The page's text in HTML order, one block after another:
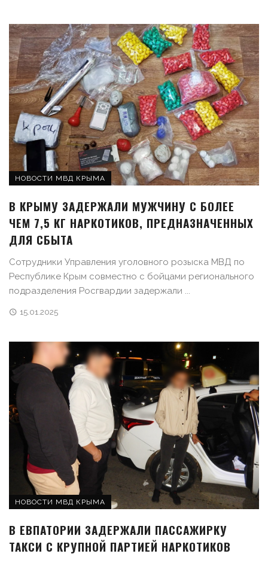
НОВОСТИ МВД КРЫМА
В КРЫМУ ЗАДЕРЖАЛИ МУЖЧИНУ С БОЛЕЕ
ЧЕМ 7,5 КГ НАРКОТИКОВ, ПРЕДНАЗНАЧЕННЫХ
ДЛЯ СБЫТА
Сотрудники Управления уголовного розыска МВД по
Республике Крым совместно с бойцами регионального
подразделения Росгвардии задержали ...
15.01.2025
НОВОСТИ МВД КРЫМА
В ЕВПАТОРИИ ЗАДЕРЖАЛИ ПАССАЖИРКУ
ТАКСИ С КРУПНОЙ ПАРТИЕЙ НАРКОТИКОВ